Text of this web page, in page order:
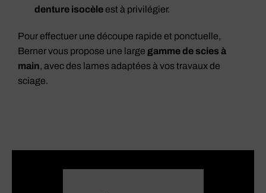
denture isocèleest à privilégier.
Pour effectuer une découpe rapide et ponctuelle,
Berner vous propose une large gamme de scies à
main, avec des lames adaptées à vos travaux de
sciage.